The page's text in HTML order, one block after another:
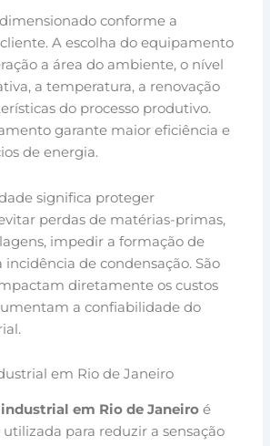
conforme a
A escolha do equipamento
a área do ambiente, o nível
a temperatura, a renovação
do processo produtivo.
garante maior eficiência e
de energia.
significa proteger
perdas de matérias-primas,
impedir a formação de
de condensação. São
diretamente os custos
a confiabilidade do
em Rio de Janeiro
em Rio de Janeiro é
para reduzir a sensação